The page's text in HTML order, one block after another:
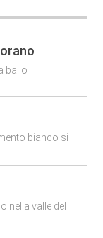
ballo
bianco si
nella valle del